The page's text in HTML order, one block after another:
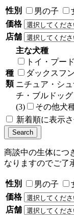
性別 男の子
価格
店舗
種
類
主な犬種
トイ・プー
ダックスフ
ニチュア・シ
チ・ブルドッグ
(3)
その他犬
新着順に表示
商談中の生体につ
なりますのでご了
性別 男の子
価格
店舗